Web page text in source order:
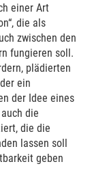
einer Art
die als
zwischen den
fungieren soll.
plädierten
ein
der Idee eines
die
die die
lassen soll
geben